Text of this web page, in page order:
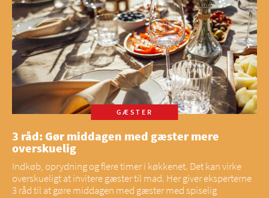
GÆSTER
3 råd: Gør middagen med gæster mere
overskuelig
Indkøb, oprydning og flere timer i køkkenet. Det kan virke
overskueligt at invitere gæster til mad. Her giver eksperterne
3 råd til at gøre middagen med gæster med spiselig